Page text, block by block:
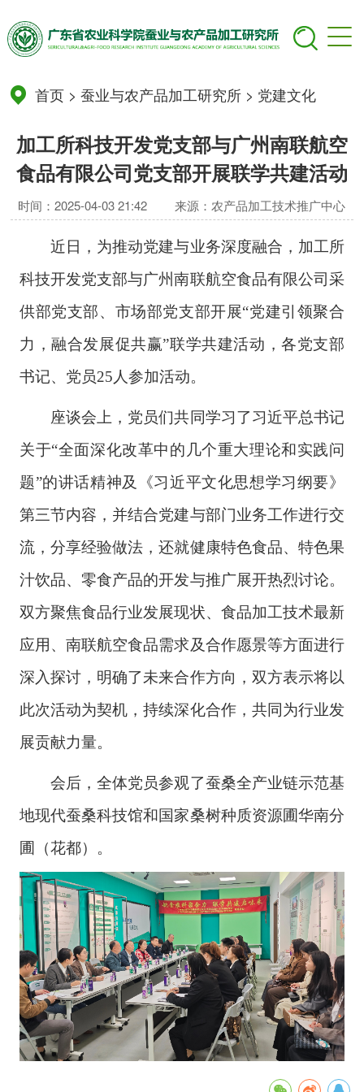
首页 >蚕业与农产品加工研究所 > 党建文化
加工所科技开发党支部与广州南联航空
食品有限公司党支部开展联学共建活动
时间：2025-04-03 21:42 来源：农产品加工技术推广中心
近日，为推动党建与业务深度融合，加工所
科技开发党支部与广州南联航空食品有限公司采
供部党支部、市场部党支部开展“党建引领聚合
力，融合发展促共赢”联学共建活动，各党支部
书记、党员25人参加活动。
座谈会上，党员们共同学习了习近平总书记
关于“全面深化改革中的几个重大理论和实践问
题”的讲话精神及《习近平文化思想学习纲要》
第三节内容，并结合党建与部门业务工作进行交
流，分享经验做法，还就健康特色食品、特色果
汁饮品、零食产品的开发与推广展开热烈讨论。
双方聚焦食品行业发展现状、食品加工技术最新
应用、南联航空食品需求及合作愿景等方面进行
深入探讨，明确了未来合作方向，双方表示将以
此次活动为契机，持续深化合作，共同为行业发
展贡献力量。
会后，全体党员参观了蚕桑全产业链示范基
地现代蚕桑科技馆和国家桑树种质资源圃华南分
圃（花都）。